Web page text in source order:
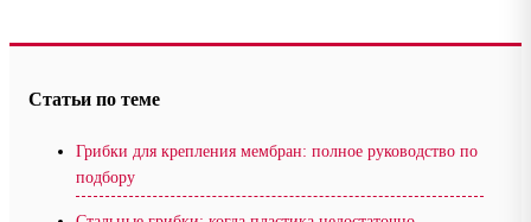
Статьи по теме
Грибки для крепления мембран: полное руководство по
подбору